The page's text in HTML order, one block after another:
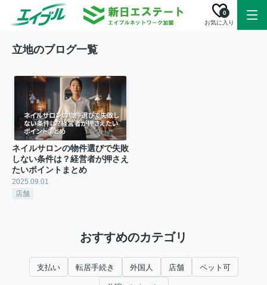
お気に入り
0
立地のブログ一覧
ネイルサロンの物件選びで失敗
しない条件は？経営者が押さえ
たいポイントまとめ
2025.09.01
店舗
おすすめのカテゴリ
支払い 転居手続き 外国人 店舗 ペット可